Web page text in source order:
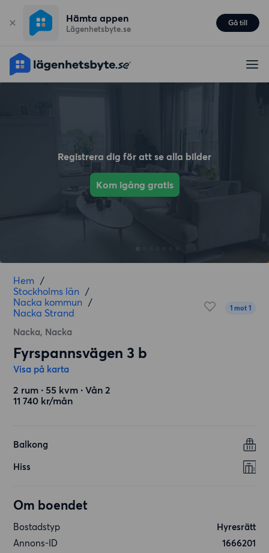
Hämta appen
Lägenhetsbyte.se
Gå till
Registrera dig för att se alla bilder
Kom igång gratis
Hem /
Stockholms län /
Nacka kommun /
Nacka Strand
Nacka, Nacka
1 mot 1
Fyrspannsvägen 3 b
Visa på karta
2 rum ∙ 55 kvm ∙ Vån 2
11 740 kr/mån
Balkong
Hiss
Om boendet
Bostadstyp
Hyresrätt
Annons-ID
1666201